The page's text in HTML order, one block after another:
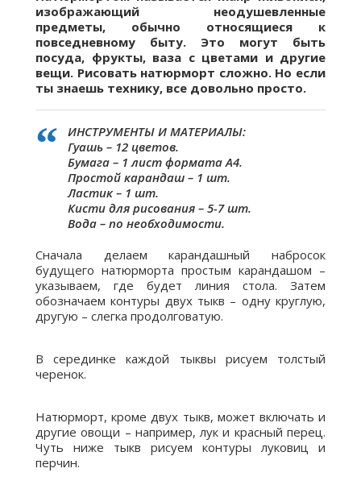
изображающий неодушевленные
предметы, обычно относящиеся к
повседневному быту. Это могут быть
посуда, фрукты, ваза с цветами и другие
вещи. Рисовать натюрморт сложно. Но если
ты знаешь технику, все довольно просто.
ИНСТРУМЕНТЫ И МАТЕРИАЛЫ:
Гуашь – 12 цветов.
Бумага – 1 лист формата А4.
Простой карандаш – 1 шт.
Ластик – 1 шт.
Кисти для рисования – 5-7 шт.
Вода – по необходимости.
Сначала делаем карандашный набросок
будущего натюрморта простым карандашом –
указываем, где будет линия стола. Затем
обозначаем контуры двух тыкв – одну круглую,
другую – слегка продолговатую.
В серединке каждой тыквы рисуем толстый
черенок.
Натюрморт, кроме двух тыкв, может включать и
другие овощи – например, лук и красный перец.
Чуть ниже тыкв рисуем контуры луковиц и
перчин.